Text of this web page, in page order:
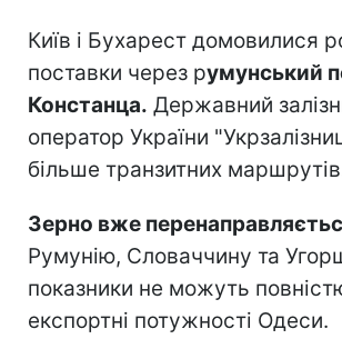
Київ і Бухарест домовилися
поставки через румунський
Констанца. Державний
оператор України
більше транзитних
Зерно вже
Румунію, Словаччину та
показники не можуть
експортні потужності Одеси.